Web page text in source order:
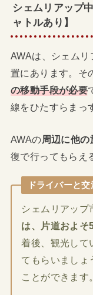
シェムリアップ
ャトルあり】
AWAは、シェム
置にあります。そ
の移動手段が必要
線をひたすらまっ
AWAの周辺に他
復で行ってもらえ
ドライバーと
シェムリアップ
は、片道およそ
着後、観光して
てもらいましょ
ことができます。